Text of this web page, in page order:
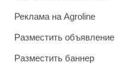
Реклама на Agroline
Разместить объявление
Разместить баннер